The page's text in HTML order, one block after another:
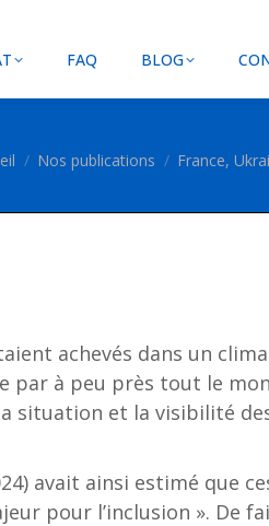
FAQ BLOG
êtes ici :
Nos publications France,
achevés dans un
par à peu près tout le
situation et la visibilité
avait ainsi estimé que
pour l’inclusion ». De